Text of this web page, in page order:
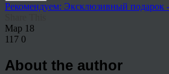
Рекомендуем: Эксклюзивный подарок
Мар 18
117 0
About the author